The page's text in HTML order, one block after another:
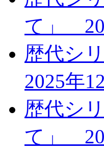
て」
歴代シ
2025年
歴代シ
て」